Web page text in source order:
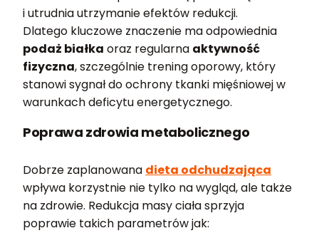
i utrudnia utrzymanie efektów redukcji.
Dlatego kluczowe znaczenie ma odpowiednia
podaż białka oraz regularna aktywność
fizyczna, szczególnie trening oporowy, który
stanowi sygnał do ochrony tkanki mięśniowej w
warunkach deficytu energetycznego.
Poprawa zdrowia metabolicznego
Dobrze zaplanowana dieta odchudzająca
wpływa korzystnie nie tylko na wygląd, ale także
na zdrowie. Redukcja masy ciała sprzyja
poprawie takich parametrów jak: